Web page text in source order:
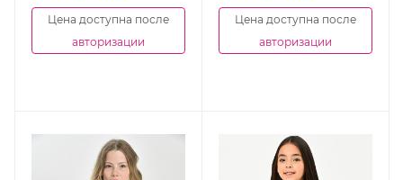
Цена доступна после
авторизации
Цена доступна после
авторизации